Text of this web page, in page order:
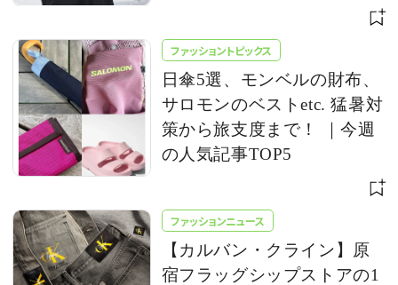
ファッショントピックス
日傘5選、モンベルの財布、
サロモンのベストetc. 猛暑対
策から旅支度まで！ ｜今週
の人気記事TOP5
ファッションニュース
【カルバン・クライン】原
宿フラッグシップストアの1